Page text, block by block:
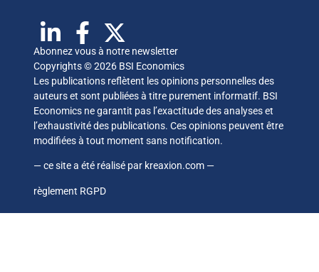
Abonnez vous à notre newsletter
Copyrights © 2026 BSI Economics
Les publications reflètent les opinions personnelles des
auteurs et sont publiées à titre purement informatif. BSI
Economics ne garantit pas l’exactitude des analyses et
l’exhaustivité des publications. Ces opinions peuvent être
modifiées à tout moment sans notification.
— ce site a été réalisé par kreaxion.com —
règlement RGPD